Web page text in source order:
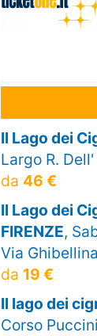
Il Lago dei
Largo R.
da 46 €
Il Lago dei
FIRENZE,
Via
da 19 €
Il lago dei
Corso